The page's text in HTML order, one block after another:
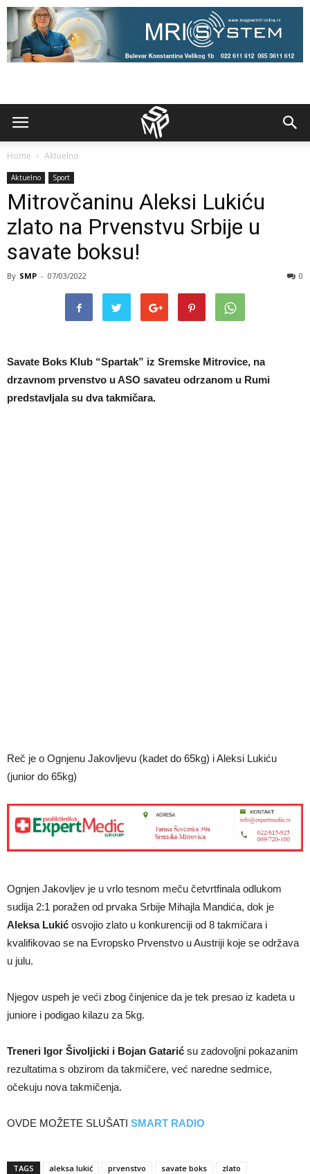
Home Aktuelno
Aktuelno Sport
Mitrovčaninu Aleksi Lukiću
zlato na Prvenstvu Srbije u
savate boksu!
By SMP - 07/03/2022 0
Savate Boks Klub “Spartak” iz Sremske Mitrovice, na
drzavnom prvenstvo u ASO savateu odrzanom u Rumi
predstavljala su dva takmičara.
Reč je o Ognjenu Jakovljevu (kadet do 65kg) i Aleksi Lukiću
(junior do 65kg)
Ognjen Jakovljev je u vrlo tesnom meču četvrtfinala odlukom
sudija 2:1 poražen od prvaka Srbije Mihajla Mandića, dok je
Aleksa Lukić osvojio zlato u konkurenciji od 8 takmičara i
kvalifikovao se na Evropsko Prvenstvo u Austriji koje se održava
u julu.
Njegov uspeh je veći zbog činjenice da je tek presao iz kadeta u
juniore i podigao kilazu za 5kg.
Treneri Igor Šivoljicki i Bojan Gatarić su zadovoljni pokazanim
rezultatima s obzirom da takmičere, već naredne sedmice,
očekuju nova takmičenja.
OVDE MOŽETE SLUŠATI SMART RADIO
TAGS aleksa lukić prvenstvo savate boks zlato